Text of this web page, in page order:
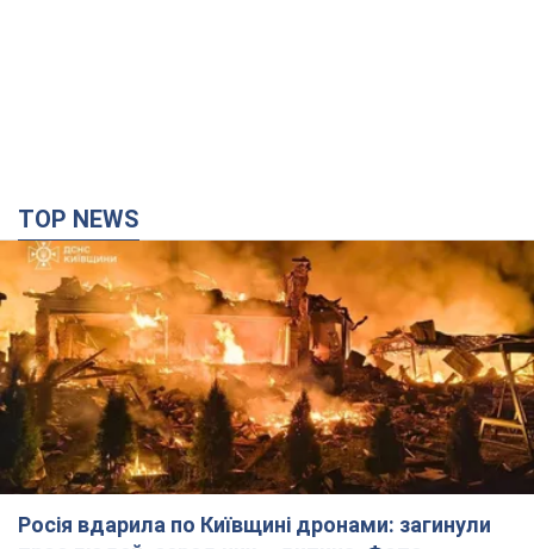
Росія вдарила по Київщині дронами: загинули
троє людей, серед них – дитина. Фото
Також є постраждалі через атаку ворога
час назад 14,5 т.
"Верніть Федорова": у містах України 23-й день
поспіль тривають масові мітинги з
картонками. Фото і відео